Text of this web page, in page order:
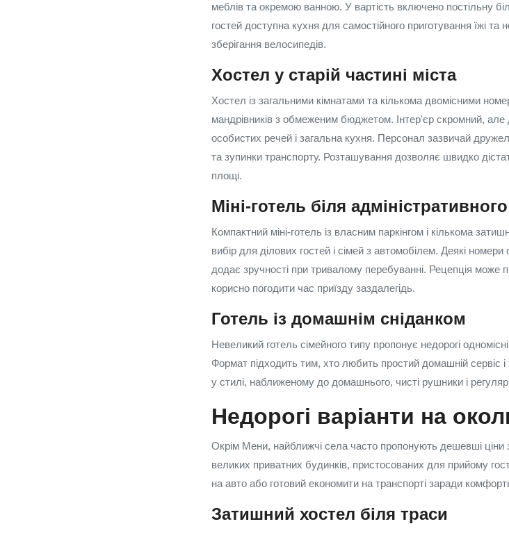
меблів та окремою ванною. У вартість включено постільну
гостей доступна кухня для самостійного приготування їжі та
зберігання велосипедів.
Хостел у старій частині міста
Хостел із загальними кімнатами та кількома двомісними
мандрівників з обмеженим бюджетом. Інтер'єр скромний,
особистих речей і загальна кухня. Персонал зазвичай
та зупинки транспорту. Розташування дозволяє швидко
площі.
Міні‑готель біля
Компактний міні‑готель із власним паркінгом і кількома
вибір для ділових гостей і сімей з автомобілем. Деякі
додає зручності при тривалому перебуванні. Рецепція
корисно погодити час приїзду заздалегідь.
Готель із домашнім сніданком
Невеликий готель сімейного типу пропонує недорогі
Формат підходить тим, хто любить простий домашній сервіс і
у стилі, наближеному до домашнього, чисті рушники і
Недорогі варіанти на
Окрім Мени, найближчі села часто пропонують дешевші ціни
великих приватних будинків, пристосованих для прийому
на авто або готовий економити на транспорті заради
Затишний хостел біля траси